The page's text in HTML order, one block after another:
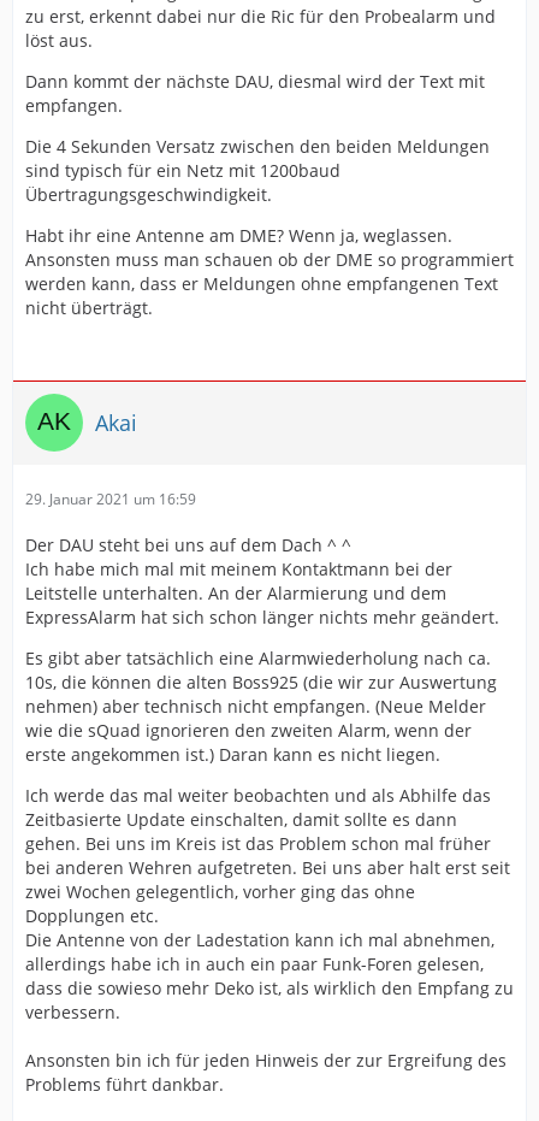
zu erst, erkennt dabei nur die Ric für den Probealarm und
löst aus.
Dann kommt der nächste DAU, diesmal wird der Text mit
empfangen.
Die 4 Sekunden Versatz zwischen den beiden Meldungen
sind typisch für ein Netz mit 1200baud
Übertragungsgeschwindigkeit.
Habt ihr eine Antenne am DME? Wenn ja, weglassen.
Ansonsten muss man schauen ob der DME so programmiert
werden kann, dass er Meldungen ohne empfangenen Text
nicht überträgt.
Akai
29. Januar 2021 um 16:59
Der DAU steht bei uns auf dem Dach ^ ^
Ich habe mich mal mit meinem Kontaktmann bei der
Leitstelle unterhalten. An der Alarmierung und dem
ExpressAlarm hat sich schon länger nichts mehr geändert.
Es gibt aber tatsächlich eine Alarmwiederholung nach ca.
10s, die können die alten Boss925 (die wir zur Auswertung
nehmen) aber technisch nicht empfangen. (Neue Melder
wie die sQuad ignorieren den zweiten Alarm, wenn der
erste angekommen ist.) Daran kann es nicht liegen.
Ich werde das mal weiter beobachten und als Abhilfe das
Zeitbasierte Update einschalten, damit sollte es dann
gehen. Bei uns im Kreis ist das Problem schon mal früher
bei anderen Wehren aufgetreten. Bei uns aber halt erst seit
zwei Wochen gelegentlich, vorher ging das ohne
Dopplungen etc.
Die Antenne von der Ladestation kann ich mal abnehmen,
allerdings habe ich in auch ein paar Funk-Foren gelesen,
dass die sowieso mehr Deko ist, als wirklich den Empfang zu
verbessern.
Ansonsten bin ich für jeden Hinweis der zur Ergreifung des
Problems führt dankbar.